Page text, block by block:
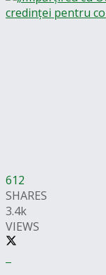
612
SHARES
3.4k
VIEWS